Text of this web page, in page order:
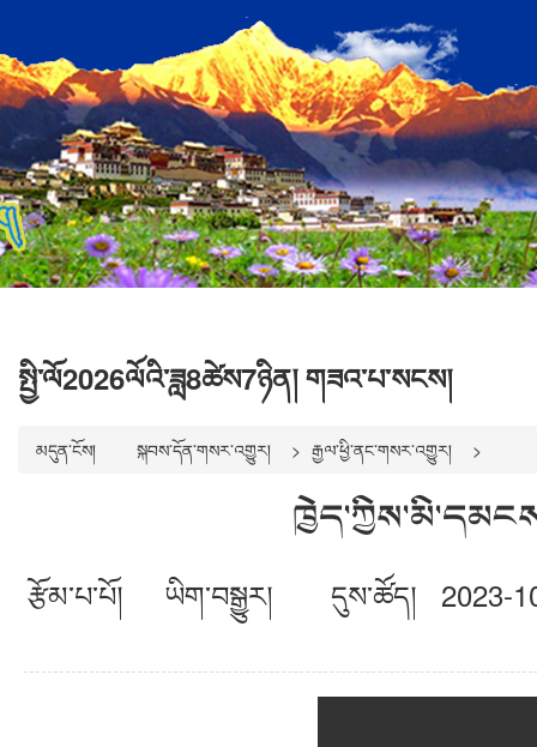
སྤྱི་ལོ2026ལོའི་ཟླ8ཚེས7ཉིན། གཟའ་པ་སངས།
མདུན་ངོས། སྐབས་དོན་གསར་འགྱུར། རྒྱལ་ཕྱི་ནང་གསར་འགྱུར།
རྩོམ་པ་པོ། ཡིག་བསྒྱུར། དུས་ཚོད། 2023-